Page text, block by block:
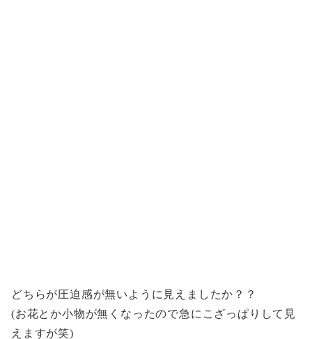
どちらが圧迫感が無いように見えましたか？？
(お花とか小物が無くなったので急にこざっぱりして見
えますが笑)